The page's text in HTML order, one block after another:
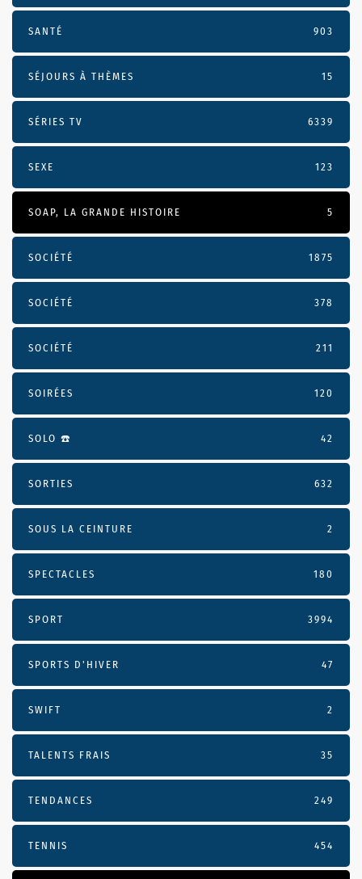
SANTÉ 903
SÉJOURS À THÈMES 15
SÉRIES TV 6339
SEXE 123
SOAP, LA GRANDE HISTOIRE 5
SOCIÉTÉ 1875
SOCIÉTÉ 378
SOCIÉTÉ 211
SOIRÉES 120
SOLO ☎️ 42
SORTIES 632
SOUS LA CEINTURE 2
SPECTACLES 180
SPORT 3994
SPORTS D'HIVER 47
SWIFT 2
TALENTS FRAIS 35
TENDANCES 249
TENNIS 454